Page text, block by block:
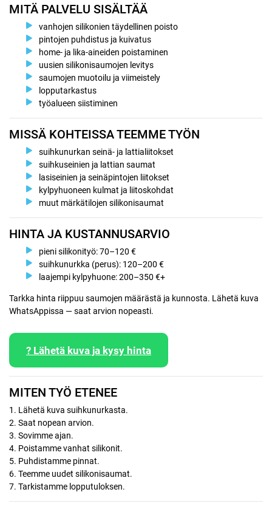
MITÄ PALVELU SISÄLTÄÄ
vanhojen silikonien täydellinen poisto
pintojen puhdistus ja kuivatus
home- ja lika-aineiden poistaminen
uusien silikonisaumojen levitys
saumojen muotoilu ja viimeistely
lopputarkastus
työalueen siistiminen
MISSÄ KOHTEISSA TEEMME TYÖN
suihkunurkan seinä- ja lattialiitokset
suihkuseinien ja lattian saumat
lasiseinien ja seinäpintojen liitokset
kylpyhuoneen kulmat ja liitoskohdat
muut märkätilojen silikonisaumat
HINTA JA KUSTANNUSARVIO
pieni silikonityö: 70–120 €
suihkunurkka (perus): 120–200 €
laajempi kylpyhuone: 200–350 €+
Tarkka hinta riippuu saumojen määrästä ja kunnosta. Lähetä kuva
WhatsAppissa — saat arvion nopeasti.
? Lähetä kuva ja kysy hinta
MITEN TYÖ ETENEE
1. Lähetä kuva suihkunurkasta.
2. Saat nopean arvion.
3. Sovimme ajan.
4. Poistamme vanhat silikonit.
5. Puhdistamme pinnat.
6. Teemme uudet silikonisaumat.
7. Tarkistamme lopputuloksen.